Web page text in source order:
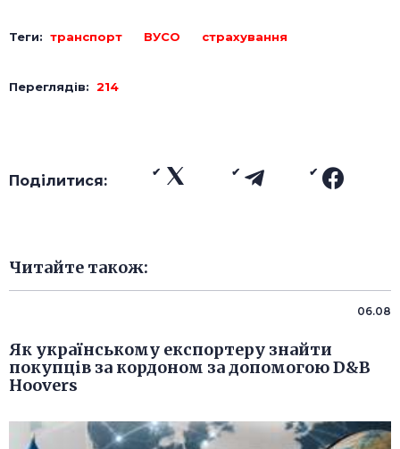
Теги: транспорт ВУСО страхування
Переглядів: 214
Поділитися:
Читайте також:
06.08
Як українському експортеру знайти
покупців за кордоном за допомогою D&B
Hoovers